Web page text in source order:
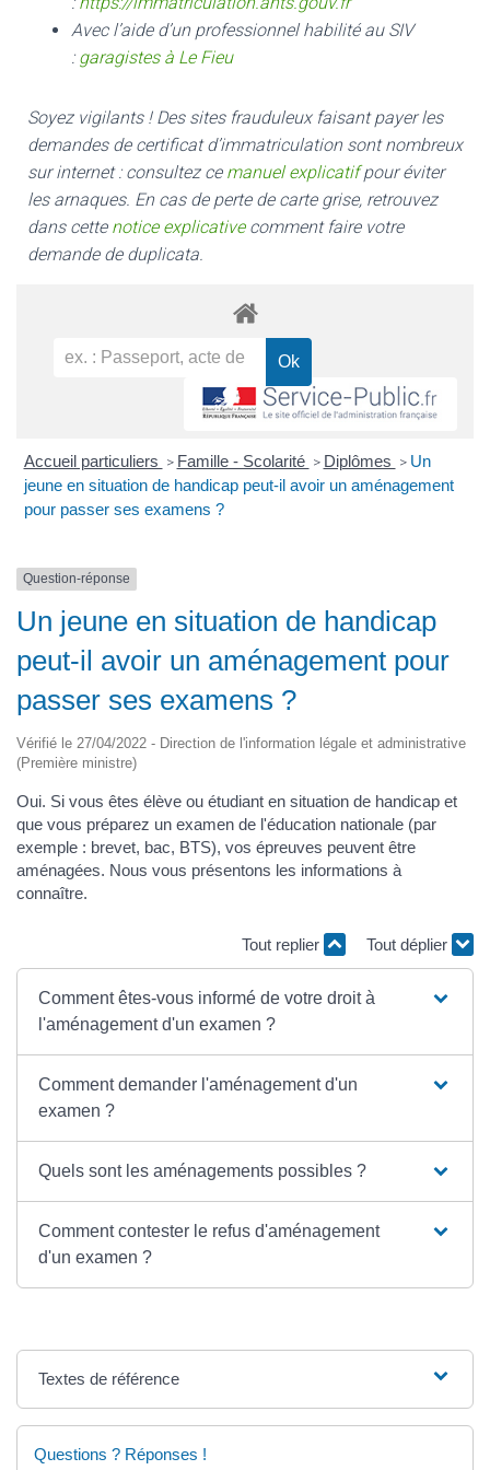
Avec l’aide d’un professionnel habilité au SIV
: garagistes à Le Fieu
Soyez vigilants ! Des sites frauduleux faisant payer les
demandes de certificat d’immatriculation sont nombreux
sur internet : consultez ce manuel explicatifpour éviter
les arnaques. En cas de perte de carte grise, retrouvez
dans cette notice explicativecomment faire votre
demande de duplicata.
Accueil particuliers > Famille - Scolarité > Diplômes > Un
jeune en situation de handicap peut-il avoir un aménagement
pour passer ses examens ?
Question-réponse
Un jeune en situation de handicap
peut-il avoir un aménagement pour
passer ses examens ?
Vérifié le 27/04/2022 - Direction de l'information légale et administrative
(Première ministre)
Oui. Si vous êtes élève ou étudiant en situation de handicap et
que vous préparez un examen de l'éducation nationale (par
exemple : brevet, bac, BTS), vos épreuves peuvent être
aménagées. Nous vous présentons les informations à
connaître.
Tout replier Tout déplier
Comment êtes-vous informé de votre droit à
l'aménagement d'un examen ?
Comment demander l'aménagement d'un
examen ?
Quels sont les aménagements possibles ?
Comment contester le refus d'aménagement
d'un examen ?
Textes de référence
Questions ? Réponses !